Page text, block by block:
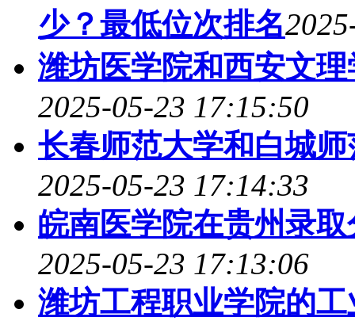
少？最低位次排名
潍坊医学院和西安文
2025-05-23 17:15:50
长春师范大学和白城
2025-05-23 17:14:33
皖南医学院在贵州录
2025-05-23 17:13:06
潍坊工程职业学院的